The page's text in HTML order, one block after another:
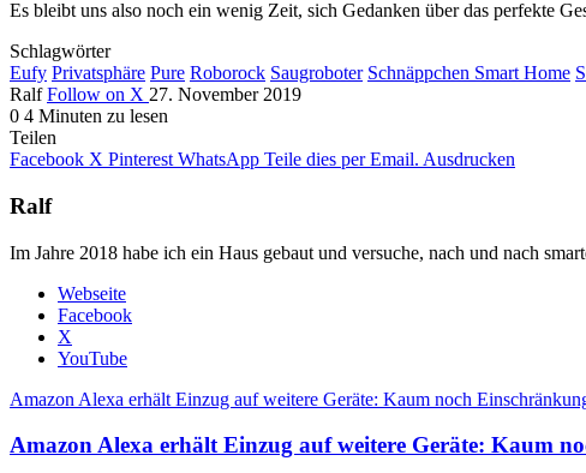
Es bleibt uns also noch ein wenig Zeit, sich Gedanken über das perfekte
Schlagwörter
Eufy Privatsphäre Pure Roborock Saugroboter Schnäppchen Smart Home
Ralf Follow on X 27. November 2019
0 4 Minuten zu lesen
Teilen
Facebook X Pinterest WhatsApp Teile dies per Email. Ausdrucken
Ralf
Im Jahre 2018 habe ich ein Haus gebaut und versuche, nach und nach
Webseite
Facebook
X
YouTube
Amazon Alexa erhält Einzug auf weitere Geräte: Kaum noch
Amazon Alexa erhält Einzug auf weitere Geräte: Kaum